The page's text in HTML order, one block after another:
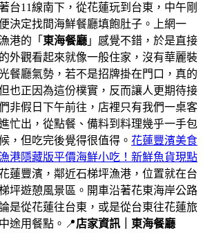
台11線南下，從花蓮玩到台東，中午剛
決定找間海鮮餐廳填飽肚子。上網一
港的「 東海餐廳 」感覺不錯，於是直接
外觀看起來就像一般住家，沒有華麗裝
餐廳氣勢，若不是招牌掛在門口，真的
也正因為這份樸實，反而讓人更期待接
非假日下午前往，店裡只有我們一桌客
忙出，從點餐、備料到料理幾乎一手包
，但吃完後覺得很值得。 花蓮豐濱美食
港隱藏版平價海鮮小吃！新鮮魚貨現點
蓮豐濱，鄰近石梯坪漁港，位置就在台
坪遊憩風景區。開車沿著花東海岸公路
是從花蓮往台東，或是從台東往花蓮旅
途用餐點。📍店家資訊｜東海餐廳